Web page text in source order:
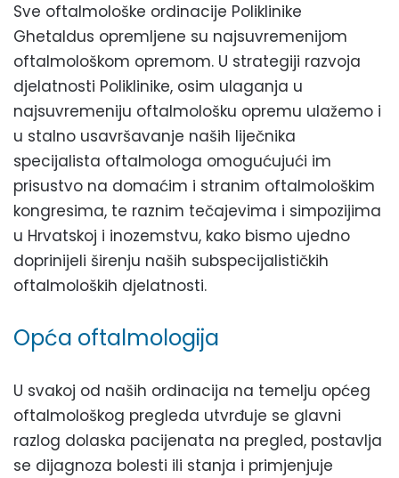
Sve oftalmološke ordinacije Poliklinike
Ghetaldus opremljene su najsuvremenijom
oftalmološkom opremom. U strategiji razvoja
djelatnosti Poliklinike, osim ulaganja u
najsuvremeniju oftalmološku opremu ulažemo i
u stalno usavršavanje naših liječnika
specijalista oftalmologa omogućujući im
prisustvo na domaćim i stranim oftalmološkim
kongresima, te raznim tečajevima i simpozijima
u Hrvatskoj i inozemstvu, kako bismo ujedno
doprinijeli širenju naših subspecijalističkih
oftalmoloških djelatnosti.
Opća oftalmologija
U svakoj od naših ordinacija na temelju općeg
oftalmološkog pregleda utvrđuje se glavni
razlog dolaska pacijenata na pregled, postavlja
se dijagnoza bolesti ili stanja i primjenjuje